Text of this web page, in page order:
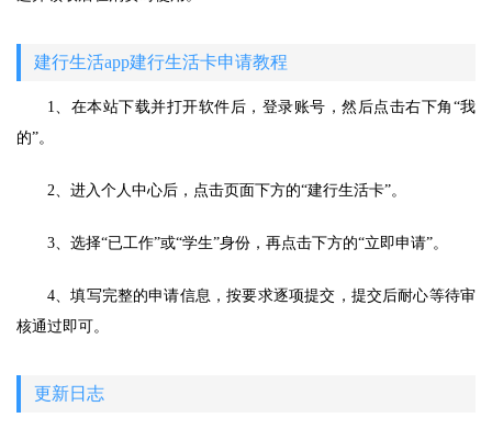
建行生活app建行生活卡申请教程
1、在本站下载并打开软件后，登录账号，然后点击右下角“我
的”。
2、进入个人中心后，点击页面下方的“建行生活卡”。
3、选择“已工作”或“学生”身份，再点击下方的“立即申请”。
4、填写完整的申请信息，按要求逐项提交，提交后耐心等待审
核通过即可。
更新日志